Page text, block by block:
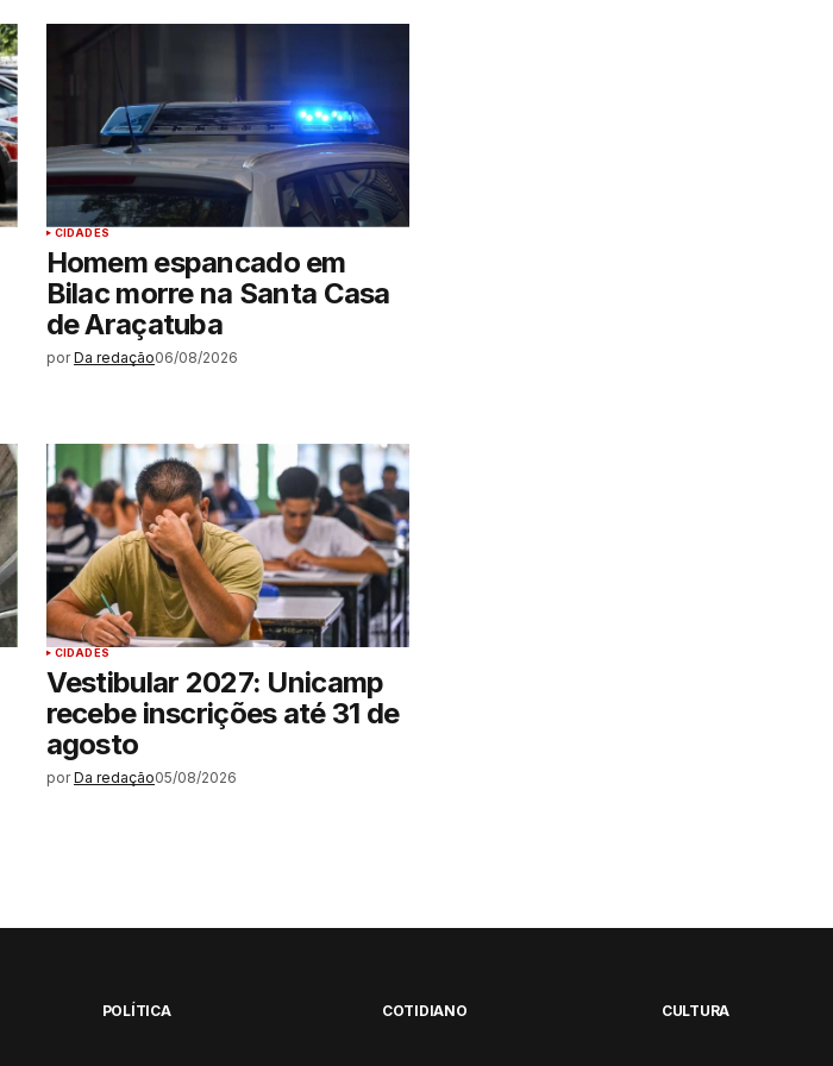
CIDADES
Homem espancado em
Bilac morre na Santa Casa
de Araçatuba
por Da redação06/08/2026
CIDADES
Vestibular 2027: Unicamp
recebe inscrições até 31 de
agosto
por Da redação05/08/2026
POLÍTICA COTIDIANO CULTURA